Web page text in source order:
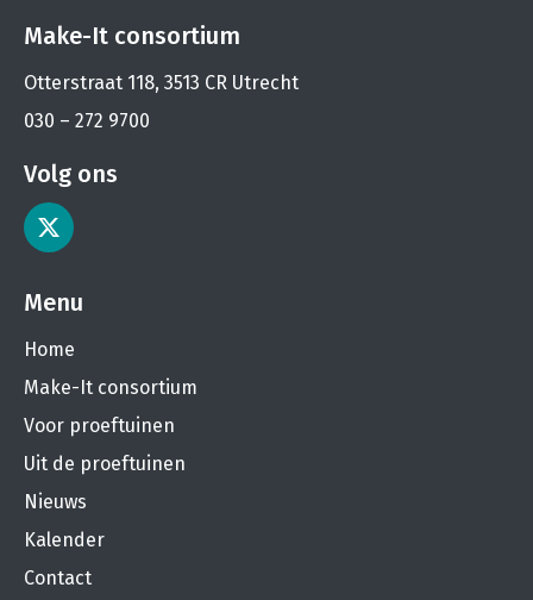
Make-It consortium
Otterstraat 118, 3513 CR Utrecht
030 – 272 9700
Volg ons
Menu
Home
Make-It consortium
Voor proeftuinen
Uit de proeftuinen
Nieuws
Kalender
Contact